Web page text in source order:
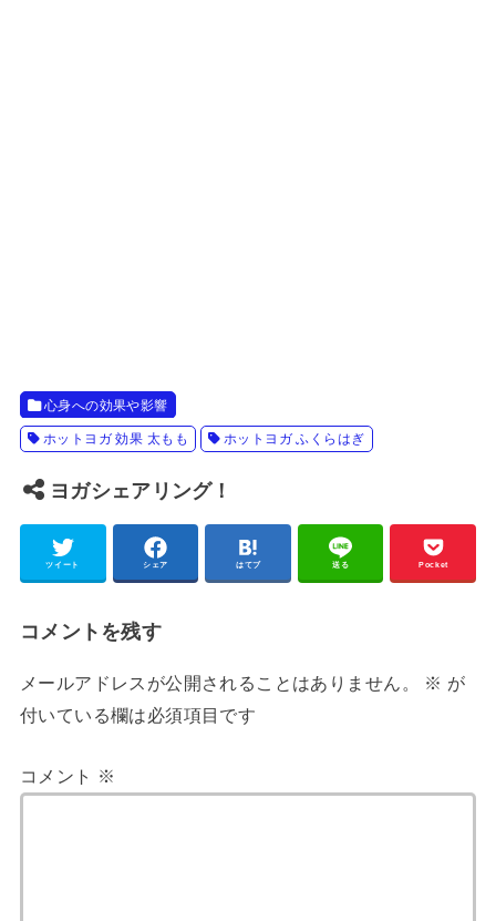
心身への効果や影響
ホットヨガ 効果 太もも ホットヨガ ふくらはぎ
ヨガシェアリング！
ツイート シェア はてブ 送る Pocket
コメントを残す
メールアドレスが公開されることはありません。 ※ が
付いている欄は必須項目です
コメント ※